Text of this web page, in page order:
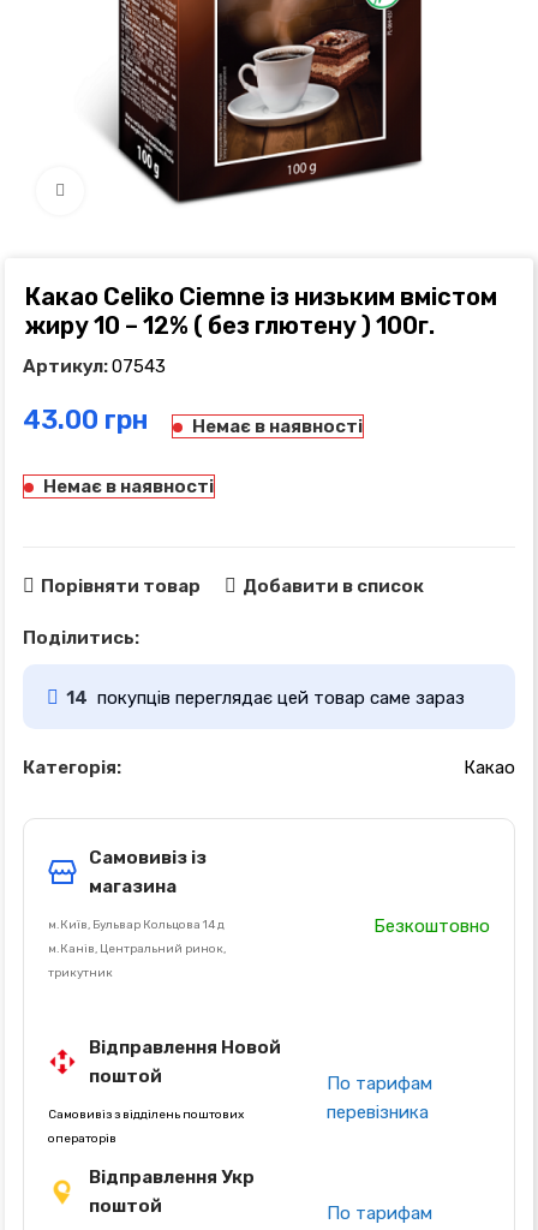
Click to enlarge
Какао Celiko Ciemne із низьким вмістом
жиру 10 – 12% ( без глютену ) 100г.
Артикул:07543
грн Немає в наявності
Немає в наявності
Порівняти товар Добавити в список
Поділитись:
14 покупців переглядає цей товар саме зараз
Категорія: Какао
Самовивіз із
магазина
м.Київ, Бульвар Кольцова 14 д
м.Канів, Центральний ринок,
трикутник
Безкоштовно
Відправлення Новой
поштой
Самовивіз з відділень поштових
операторів
По тарифам
перевізника
Відправлення Укр
поштой
По тарифам